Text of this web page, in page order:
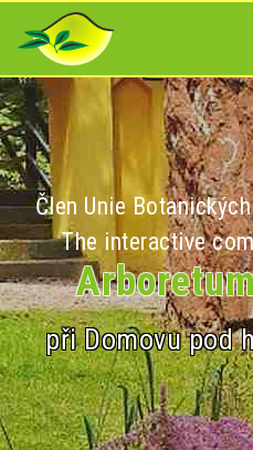
Člen Unie
The interactive
při Domovu pod